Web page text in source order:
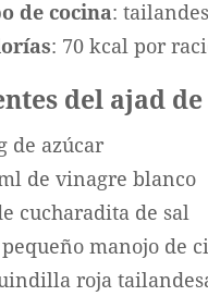
de cocina:
: 70 kcal por
del ajad
de azúcar
de vinagre blanco
cucharadita de sal
manojo de
roja